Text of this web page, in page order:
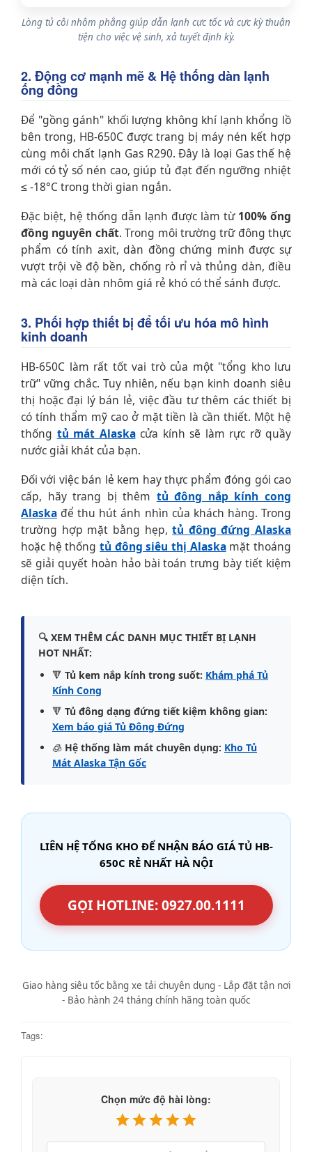
Lòng tủ côi nhôm phẳng giúp dẫn lạnh cực tốc và cực kỳ thuận
tiện cho việc vệ sinh, xả tuyết định kỳ.
2. Động cơ mạnh mẽ & Hệ thống dàn lạnh
ống đồng
Để "gồng gánh" khối lượng không khí lạnh khổng lồ
bên trong, HB-650C được trang bị máy nén kết hợp
cùng môi chất lạnh Gas R290. Đây là loại Gas thế hệ
mới có tỷ số nén cao, giúp tủ đạt đến ngưỡng nhiệt
≤ -18°C trong thời gian ngắn.
Đặc biệt, hệ thống dẫn lạnh được làm từ 100% ống
đồng nguyên chất. Trong môi trường trữ đông thực
phẩm có tính axit, dàn đồng chứng minh được sự
vượt trội về độ bền, chống rò rỉ và thủng dàn, điều
mà các loại dàn nhôm giá rẻ khó có thể sánh được.
3. Phối hợp thiết bị để tối ưu hóa mô hình
kinh doanh
HB-650C làm rất tốt vai trò của một "tổng kho lưu
trữ" vững chắc. Tuy nhiên, nếu bạn kinh doanh siêu
thị hoặc đại lý bán lẻ, việc đầu tư thêm các thiết bị
có tính thẩm mỹ cao ở mặt tiền là cần thiết. Một hệ
thống tủ mát Alaskacửa kính sẽ làm rực rỡ quầy
nước giải khát của bạn.
Đối với việc bán lẻ kem hay thực phẩm đóng gói cao
cấp, hãy trang bị thêm tủ đông nắp kính cong
Alaska để thu hút ánh nhìn của khách hàng. Trong
trường hợp mặt bằng hẹp,tủ đông đứng Alaska
hoặc hệ thống tủ đông siêu thị Alaskamặt thoáng
sẽ giải quyết hoàn hảo bài toán trưng bày tiết kiệm
diện tích.
🔍 XEM THÊM CÁC DANH MỤC THIẾT BỊ LẠNH
HOT NHẤT:
🔻 Tủ kem nắp kính trong suốt: Khám phá Tủ
Kính Cong
🔻 Tủ đông dạng đứng tiết kiệm không gian:
Xem báo giá Tủ Đông Đứng
🧊 Hệ thống làm mát chuyên dụng: Kho Tủ
Mát Alaska Tận Gốc
LIÊN HỆ TỔNG KHO ĐỂ NHẬN BÁO GIÁ TỦ HB-
650C RẺ NHẤT HÀ NỘI
GỌI HOTLINE: 0927.00.1111
Giao hàng siêu tốc bằng xe tải chuyên dụng - Lắp đặt tận nơi
- Bảo hành 24 tháng chính hãng toàn quốc
Tags:
Chọn mức độ hài lòng: